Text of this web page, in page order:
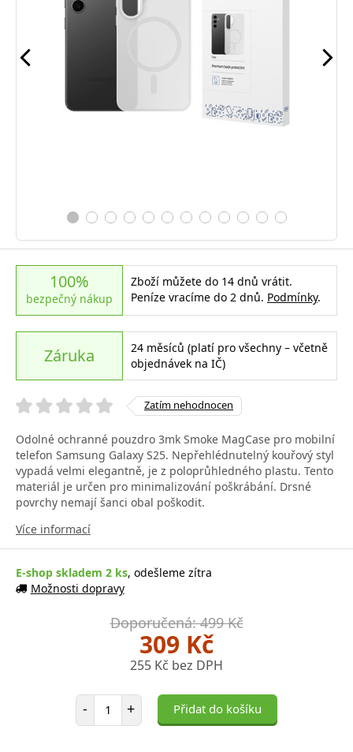
100%
bezpečný nákup
Zboží můžete do 14 dnů vrátit.
Peníze vracíme do 2 dnů. Podmínky.
Záruka
24 měsíců (platí pro všechny – včetně
objednávek na IČ)
Zatím nehodnocen
Odolné ochranné pouzdro 3mk Smoke MagCase pro mobilní
telefon Samsung Galaxy S25. Nepřehlédnutelný kouřový styl
vypadá velmi elegantně, je z poloprůhledného plastu. Tento
materiál je určen pro minimalizování poškrábání. Drsné
povrchy nemají šanci obal poškodit.
Více informací
E-shop skladem 2 ks, odešleme zítra
Možnosti dopravy
Doporučená: 499 Kč
309 Kč
255 Kč bez DPH
- Počet položek
+ Přidat do košíku